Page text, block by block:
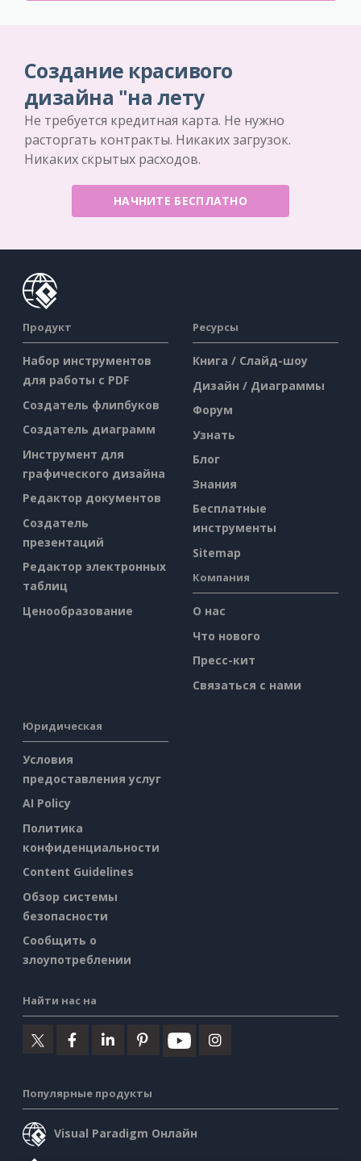
Создание красивого
дизайна "на лету
Не требуется кредитная карта. Не нужно
расторгать контракты. Никаких загрузок.
Никаких скрытых расходов.
НАЧНИТЕ БЕСПЛАТНО
Продукт
Набор инструментов
для работы с PDF
Создатель флипбуков
Создатель диаграмм
Инструмент для
графического дизайна
Редактор документов
Создатель
презентаций
Редактор электронных
таблиц
Ценообразование
Ресурсы
Книга / Слайд-шоу
Дизайн / Диаграммы
Форум
Узнать
Блог
Знания
Бесплатные
инструменты
Sitemap
Компания
О нас
Что нового
Пресс-кит
Связаться с нами
Юридическая
Условия
предоставления услуг
AI Policy
Политика
конфиденциальности
Content Guidelines
Обзор системы
безопасности
Сообщить о
злоупотреблении
Найти нас на
Популярные продукты
Visual Paradigm Онлайн